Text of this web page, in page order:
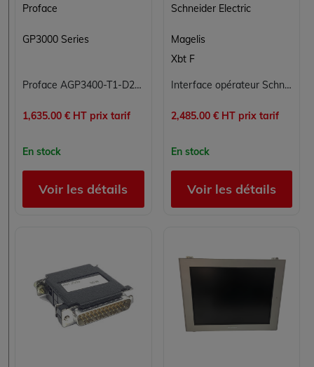
Proface
GP3000 Series
Proface AGP3400-T1-D24-CA1M IHMT tactile 7,5 pouces TFT VGA avec contrôleur CANopen maître intégré 24VDC
1,635.00 € HT prix tarif
En stock
Voir les détails
Schneider Electric
Magelis
Xbt F
Interface opérateur Schneider Magelis XBT FC XBTFC064510
2,485.00 € HT prix tarif
En stock
Voir les détails